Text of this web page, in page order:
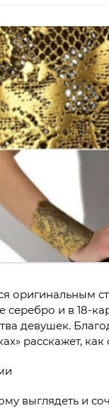
оригинальным
серебро и в 18-
девушек.
расскажет,
выглядеть и